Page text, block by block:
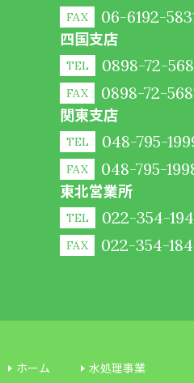
FAX 06-6192-
四国支店
TEL 0898-72-
FAX 0898-72-
関東支店
TEL 048-795-
FAX 048-795-
東北営業所
TEL 022-354-
FAX 022-354-
ホーム
水処理事業